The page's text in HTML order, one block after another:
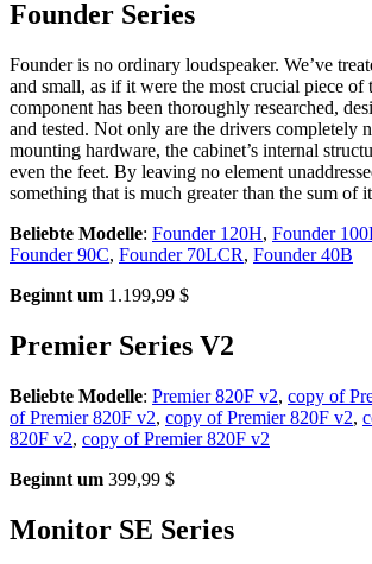
Founder Series
Founder is no ordinary loudspeaker. We’ve
and small, as if it were the most crucial piece
component has been thoroughly researched,
and tested. Not only are the drivers completely
mounting hardware, the cabinet’s internal
even the feet. By leaving no element
something that is much greater than the sum of
Beliebte Modelle: Founder 120H, Founder
Founder 90C, Founder 70LCR, Founder 40B
Beginnt um 1.199,99 $
Premier Series V2
Beliebte Modelle: Premier 820F v2, copy of
of Premier 820F v2, copy of Premier 820F v2,
820F v2, copy of Premier 820F v2
Beginnt um 399,99 $
Monitor SE Series